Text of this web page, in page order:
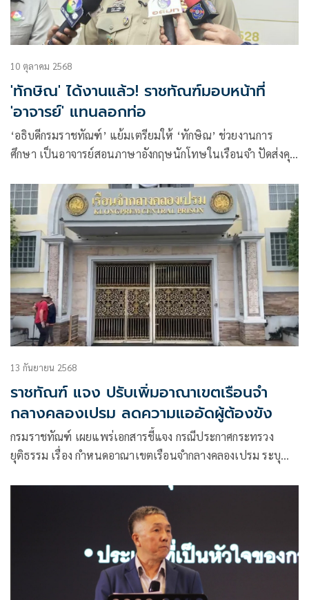
10 ตุลาคม 2568
'ทักษิณ' ได้งานแล้ว! ราชทัณฑ์มอบหน้าที่
'อาจารย์' แทนลอกท่อ
‘อธิบดีกรมราชทัณฑ์’ แย้มเตรียมให้ ‘ทักษิณ’ ช่วยงานการ
ศึกษา เป็นอาจารย์สอนภาษาอังกฤษนักโทษในเรือนจำ ปัดส่งคุม
13 กันยายน 2568
ราชทัณฑ์ แจง ปรับเพิ่มอาณาเขตเรือนจำ
กลางคลองเปรม ลดความแออัดผู้ต้องขัง
กรมราชทัณฑ์ เผยแพร่เอกสารชี้แจง กรณีประกาศกระทรวง
ยุติธรรม เรื่อง กำหนดอาณาเขตเรือนจำกลางคลองเปรม ระบุ